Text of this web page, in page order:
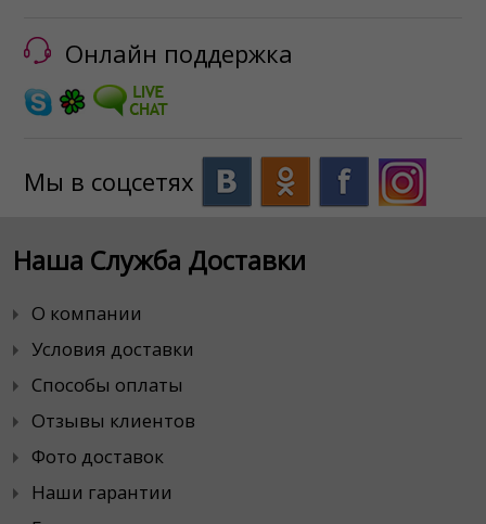
Онлайн поддержка
Мы в соцсетях
Наша Служба Доставки
О компании
Условия доставки
Способы оплаты
Отзывы клиентов
Фото доставок
Наши гарантии